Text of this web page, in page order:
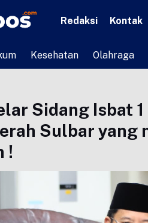
Redaksi Kontak
Kesehatan Olahraga
Sidang Isbat
Sulbar yang
!